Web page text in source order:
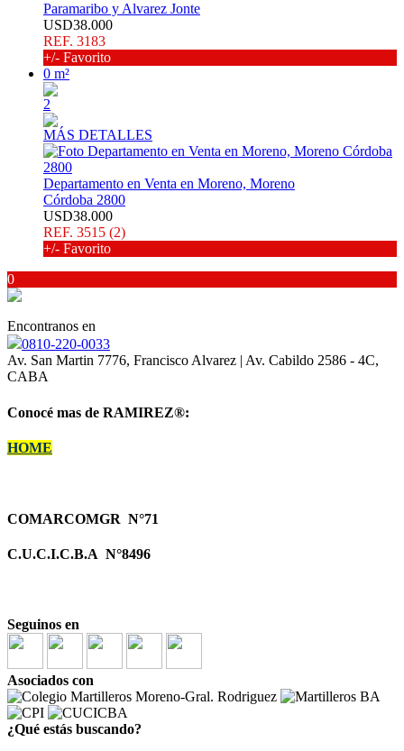
Paramaribo y Alvarez Jonte
USD38.000
REF. 3183
+/- Favorito
0 m²
2
MÁS DETALLES
Departamento en Venta en Moreno, Moreno
Córdoba 2800
USD38.000
REF. 3515 (2)
+/- Favorito
0
Encontranos en
0810-220-0033
Av. San Martin 7776, Francisco Alvarez | Av. Cabildo 2586 - 4C,
CABA
Conocé mas de RAMIREZ®:
HOME
COMARCOMGR N°71
C.U.C.I.C.B.A N°8496
Seguinos en
Asociados con
¿Qué estás buscando?